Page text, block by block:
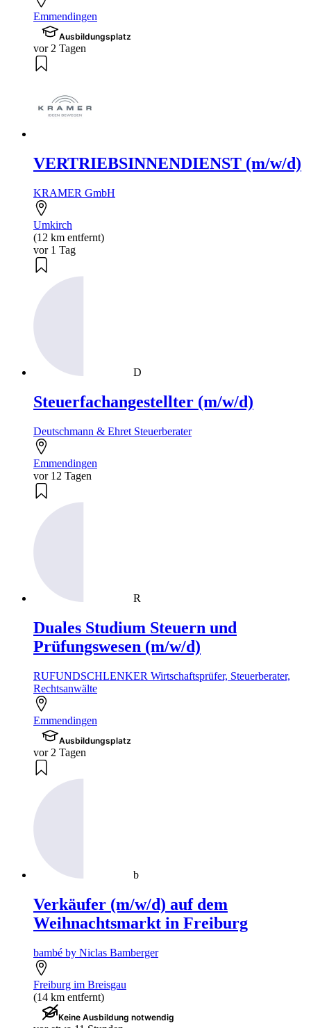
Emmendingen
Ausbildungsplatz
vor 2 Tagen
VERTRIEBSINNENDIENST (m/w/d)
KRAMER GmbH
Umkirch
(12 km entfernt)
vor 1 Tag
D
Steuerfachangestellter (m/w/d)
Deutschmann & Ehret Steuerberater
Emmendingen
vor 12 Tagen
R
Duales Studium Steuern und
Prüfungswesen (m/w/d)
RUFUNDSCHLENKER Wirtschaftsprüfer, Steuerberater,
Rechtsanwälte
Emmendingen
Ausbildungsplatz
vor 2 Tagen
b
Verkäufer (m/w/d) auf dem
Weihnachtsmarkt in Freiburg
bambé by Niclas Bamberger
Freiburg im Breisgau
(14 km entfernt)
Keine Ausbildung notwendig